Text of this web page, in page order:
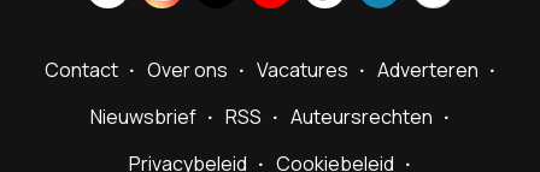
Contact Over ons Vacatures
Adverteren
Nieuwsbrief
RSS
Auteursrechten
Privacybeleid
Cookiebeleid